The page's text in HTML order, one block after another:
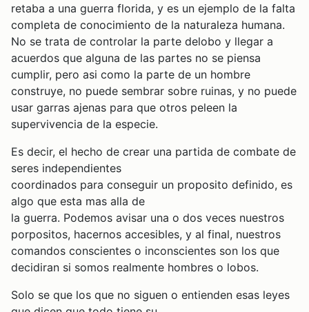
retaba a una guerra florida, y es un ejemplo de la falta
completa de conocimiento de la naturaleza humana.
No se trata de controlar la parte delobo y llegar a
acuerdos que alguna de las partes no se piensa
cumplir, pero asi como la parte de un hombre
construye, no puede sembrar sobre ruinas, y no puede
usar garras ajenas para que otros peleen la
supervivencia de la especie.
Es decir, el hecho de crear una partida de combate de
seres independientes
coordinados para conseguir un proposito definido, es
algo que esta mas alla de
la guerra. Podemos avisar una o dos veces nuestros
porpositos, hacernos accesibles, y al final, nuestros
comandos conscientes o inconscientes son los que
decidiran si somos realmente hombres o lobos.
Solo se que los que no siguen o entienden esas leyes